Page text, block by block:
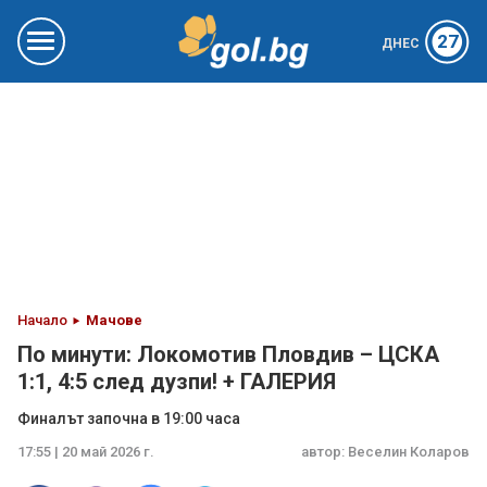
ДНЕС 27
Начало Мачове
По минути: Локомотив Пловдив – ЦСКА
1:1, 4:5 след дузпи! + ГАЛЕРИЯ
Финалът започна в 19:00 часа
17:55 | 20 май 2026 г. автор: Веселин Коларов